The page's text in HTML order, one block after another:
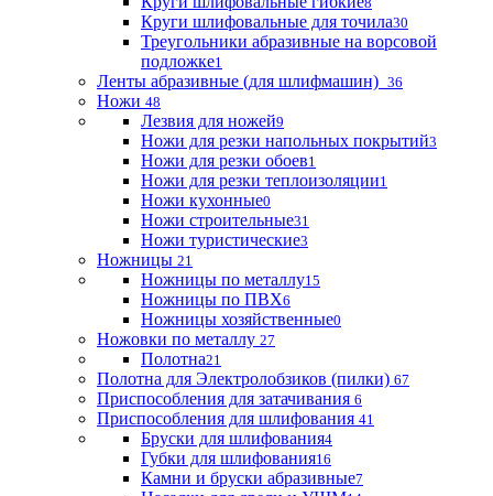
Круги шлифовальные для точила30
Треугольники абразивные на ворсовой
подложке1
Ленты абразивные (для шлифмашин) 36
Ножи 48
Лезвия для ножей9
Ножи для резки напольных покрытий3
Ножи для резки обоев1
Ножи для резки теплоизоляции1
Ножи кухонные0
Ножи строительные31
Ножи туристические3
Ножницы 21
Ножницы по металлу15
Ножницы по ПВХ6
Ножницы хозяйственные0
Ножовки по металлу 27
Полотна21
Полотна для Электролобзиков (пилки) 67
Приспособления для затачивания 6
Приспособления для шлифования 41
Бруски для шлифования4
Губки для шлифования16
Камни и бруски абразивные7